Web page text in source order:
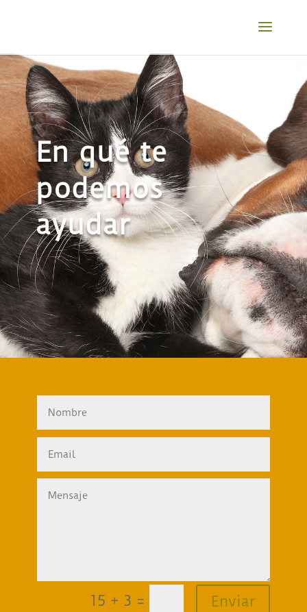
En qué te
podemos
ayudar
15 + 3 = Enviar